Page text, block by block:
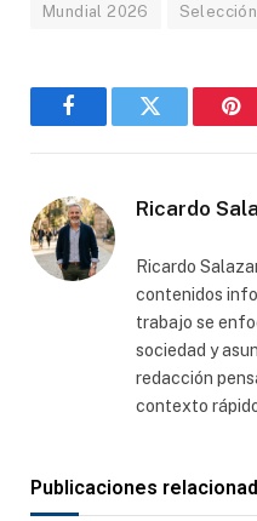
Mundial 2026
FacebookGorjeo
Ricardo
Ricardo
contenidos
trabajo se
sociedad y
redacción
contexto
Publicaciones